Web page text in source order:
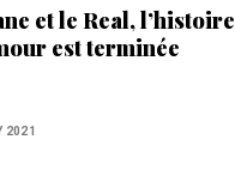
et le Real, l’histoire
est terminée
2021